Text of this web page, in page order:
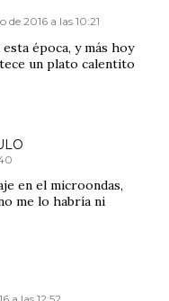
de 2016 a las 10:21
época, y más hoy
un plato calentito
en el microondas,
me lo habría ni